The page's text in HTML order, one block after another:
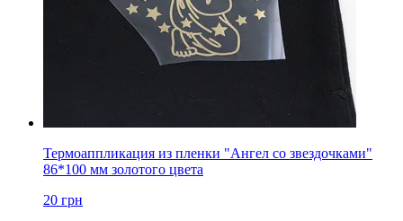
Термоаппликация из пленки "Ангел со звездочками"
86*100 мм золотого цвета
20 грн